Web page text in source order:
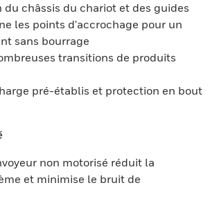
du châssis du chariot et des guides
les points d'accrochage pour un
sans bourrage
transitions de produits
pré-établis et protection en bout
non motorisé réduit la
et minimise le bruit de